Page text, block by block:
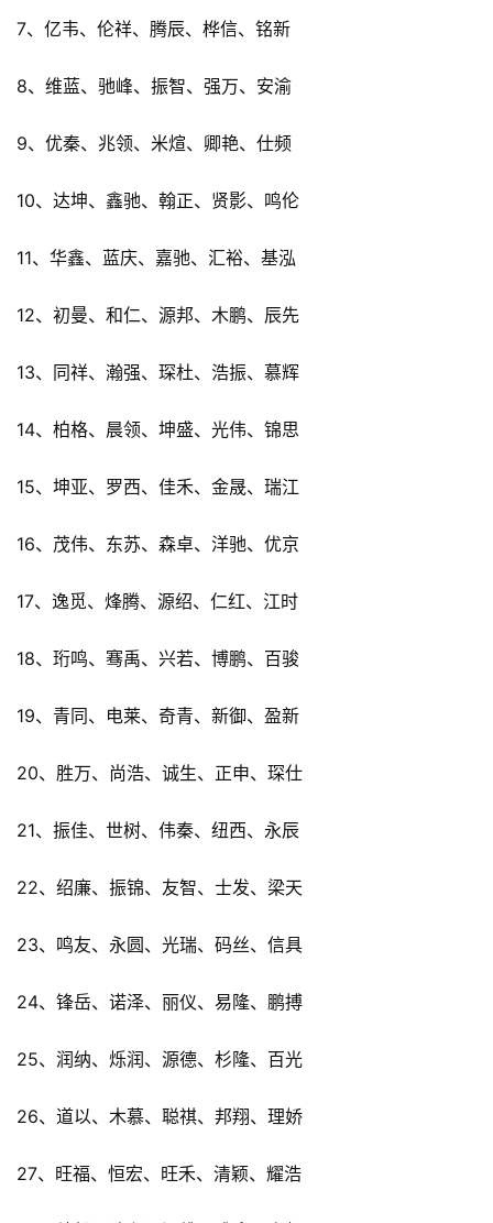
7、亿韦、伦祥、腾辰、桦信、铭新
8、维蓝、驰峰、振智、强万、安渝
9、优秦、兆领、米煊、卿艳、仕频
10、达坤、鑫驰、翰正、贤影、鸣伦
11、华鑫、蓝庆、嘉驰、汇裕、基泓
12、初曼、和仁、源邦、木鹏、辰先
13、同祥、瀚强、琛杜、浩振、慕辉
14、柏格、晨领、坤盛、光伟、锦思
15、坤亚、罗西、佳禾、金晟、瑞江
16、茂伟、东苏、森卓、洋驰、优京
17、逸觅、烽腾、源绍、仁红、江时
18、珩鸣、骞禹、兴若、博鹏、百骏
19、青同、电莱、奇青、新御、盈新
20、胜万、尚浩、诚生、正申、琛仕
21、振佳、世树、伟秦、纽西、永辰
22、绍廉、振锦、友智、士发、梁天
23、鸣友、永圆、光瑞、码丝、信具
24、锋岳、诺泽、丽仪、易隆、鹏搏
25、润纳、烁润、源德、杉隆、百光
26、道以、木慕、聪祺、邦翔、理娇
27、旺福、恒宏、旺禾、清颖、耀浩